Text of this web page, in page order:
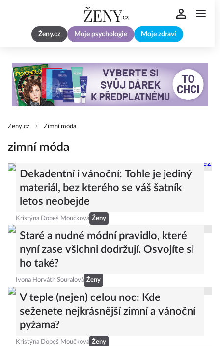
Ženy.cz Moje psychologie Moje zdraví
Zeny.cz Zimní móda
zimní móda
Dekadentní i vánoční: Tohle je jediný
materiál, bez kterého se váš šatník
letos neobejde
Kristýna Dobeš Moučková Ženy
Staré a nudné módní pravidlo, které
nyní zase všichni dodržují. Osvojíte si
ho také?
Ivona Horváth Souralová Ženy
V teple (nejen) celou noc: Kde
seženete nejkrásnější zimní a vánoční
pyžama?
Kristýna Dobeš Moučková Ženy